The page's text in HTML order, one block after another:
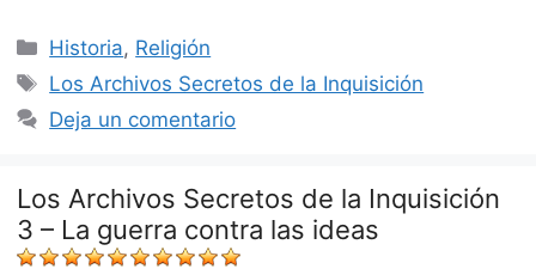
Categorías
Historia, Religión
Etiquetas
Los Archivos Secretos de la Inquisición
Deja un comentario
Los Archivos Secretos de la Inquisición
3 – La guerra contra las ideas